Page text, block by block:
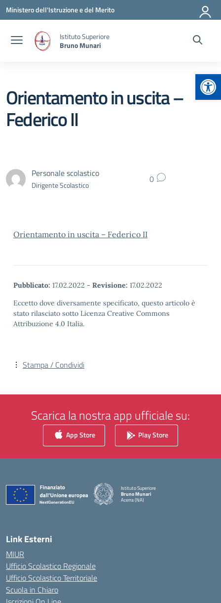
Vai ai contenuti
Vai al menu di navigazione
Vai al footer
Ministero dell'Istruzione e del Merito
Istituto Superiore
Bruno Munari
Orientamento in uscita –
Federico II
Personale scolastico
Dirigente Scolastico 0
Orientamento in uscita – Federico II
Pubblicato: 17.02.2022 - Revisione: 17.02.2022
Eccetto dove diversamente specificato, questo articolo è
stato rilasciato sotto Licenza Creative Commons
Attribuzione 4.0 Italia.
Stampa / Condividi
Scarica la nostra app ufficiale su:
App Store Play Store
Istituto Superiore
Bruno Munari
Acerra (NA)
Link Esterni
MIUR
Ufficio Scolastico Regionale
Ufficio Scolastico Territoriale
Scuola in Chiaro